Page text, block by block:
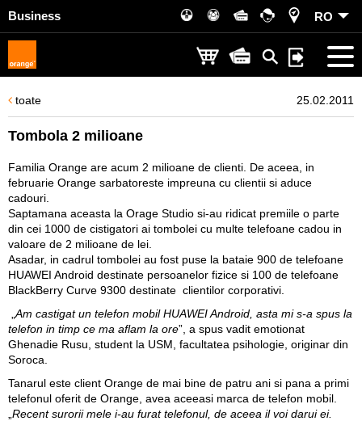
Business RO
toate 25.02.2011
Tombola 2 milioane
Familia Orange are acum 2 milioane de clienti. De aceea, in
februarie Orange sarbatoreste impreuna cu clientii si aduce
cadouri.
Saptamana aceasta la Orage Studio si-au ridicat premiile o parte
din cei 1000 de cistigatori ai tombolei cu multe telefoane cadou in
valoare de 2 milioane de lei.
Asadar, in cadrul tombolei au fost puse la bataie 900 de telefoane
HUAWEI Android destinate persoanelor fizice si 100 de telefoane
BlackBerry Curve 9300 destinate clientilor corporativi.
Am castigat un telefon mobil HUAWEI Android, asta mi s-a spus la
telefon in timp ce ma aflam la ore”, a spus vadit emotionat
Ghenadie Rusu, student la USM, facultatea psihologie, originar din
Soroca.
Tanarul este client Orange de mai bine de patru ani si pana a primi
telefonul oferit de Orange, avea aceeasi marca de telefon mobil.
Recent surorii mele i-au furat telefonul, de aceea il voi darui ei.